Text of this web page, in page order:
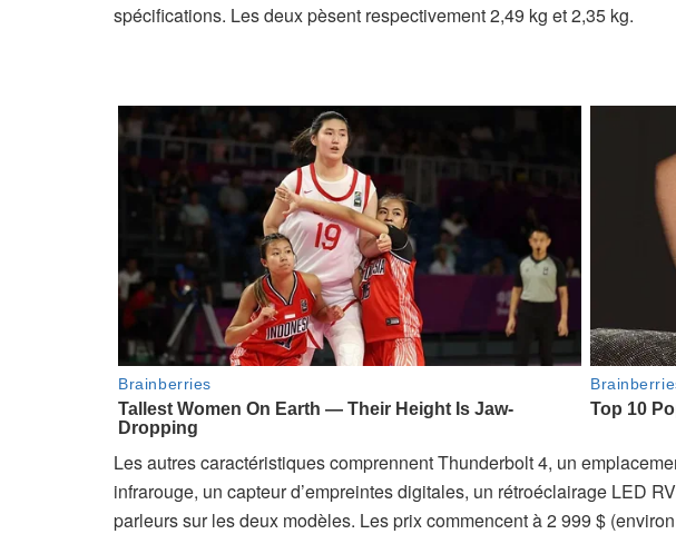
spécifications. Les deux pèsent respectivement 2,49 kg et 2,35 kg.
Les autres caractéristiques comprennent Thunderbolt 4, un
infrarouge, un capteur d’empreintes digitales, un rétroéclairage LED
parleurs sur les deux modèles. Les prix commencent à 2 999 $